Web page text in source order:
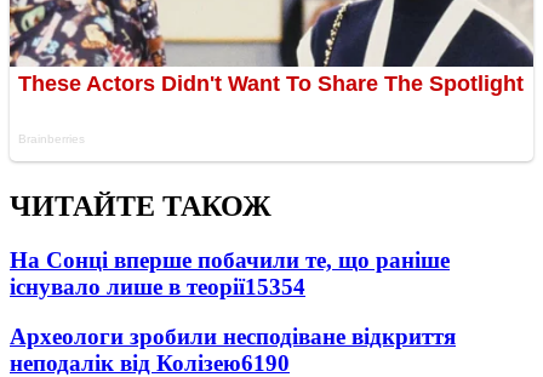
ЧИТАЙТЕ ТАКОЖ
На Сонці вперше побачили те, що раніше
існувало лише в теорії15354
Археологи зробили несподіване відкриття
неподалік від Колізею6190